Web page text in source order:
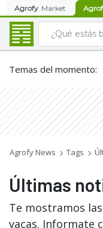
Agrofy Market
Temas del momento:
Agrofy News Tags
Últimas
Te mostramos
vacas. Informate